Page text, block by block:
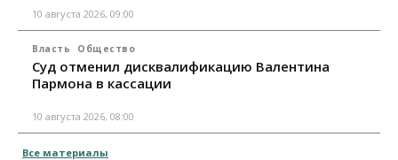
10 августа 2026, 09:00
Власть Общество
Суд отменил дисквалификацию Валентина
Пармона в кассации
10 августа 2026, 08:00
Все материалы